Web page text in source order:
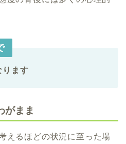
ります
がまま
えるほどの状況に至った場